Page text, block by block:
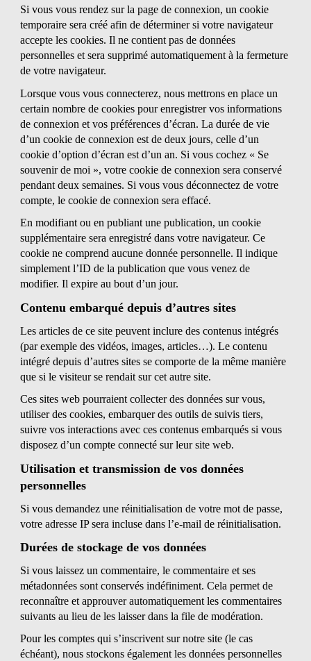
Si vous vous rendez sur la page de connexion, un cookie
temporaire sera créé afin de déterminer si votre navigateur
accepte les cookies. Il ne contient pas de données
personnelles et sera supprimé automatiquement à la fermeture
de votre navigateur.
Lorsque vous vous connecterez, nous mettrons en place un
certain nombre de cookies pour enregistrer vos informations
de connexion et vos préférences d’écran. La durée de vie
d’un cookie de connexion est de deux jours, celle d’un
cookie d’option d’écran est d’un an. Si vous cochez « Se
souvenir de moi », votre cookie de connexion sera conservé
pendant deux semaines. Si vous vous déconnectez de votre
compte, le cookie de connexion sera effacé.
En modifiant ou en publiant une publication, un cookie
supplémentaire sera enregistré dans votre navigateur. Ce
cookie ne comprend aucune donnée personnelle. Il indique
simplement l’ID de la publication que vous venez de
modifier. Il expire au bout d’un jour.
Contenu embarqué depuis d’autres sites
Les articles de ce site peuvent inclure des contenus intégrés
(par exemple des vidéos, images, articles…). Le contenu
intégré depuis d’autres sites se comporte de la même manière
que si le visiteur se rendait sur cet autre site.
Ces sites web pourraient collecter des données sur vous,
utiliser des cookies, embarquer des outils de suivis tiers,
suivre vos interactions avec ces contenus embarqués si vous
disposez d’un compte connecté sur leur site web.
Utilisation et transmission de vos données
personnelles
Si vous demandez une réinitialisation de votre mot de passe,
votre adresse IP sera incluse dans l’e-mail de réinitialisation.
Durées de stockage de vos données
Si vous laissez un commentaire, le commentaire et ses
métadonnées sont conservés indéfiniment. Cela permet de
reconnaître et approuver automatiquement les commentaires
suivants au lieu de les laisser dans la file de modération.
Pour les comptes qui s’inscrivent sur notre site (le cas
échéant), nous stockons également les données personnelles